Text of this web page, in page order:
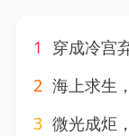
1
穿成冷宫
2 海上求生，河神
3 微光成炬，